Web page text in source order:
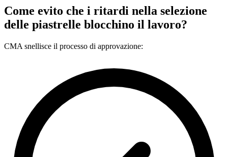
Come evito che i ritardi nella selezione
delle piastrelle blocchino il lavoro?
CMA snellisce il processo di approvazione: